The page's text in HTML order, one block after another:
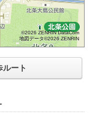
©2026 ZENRIN DataCom
地図データ©2026 ZENRIN
ルート